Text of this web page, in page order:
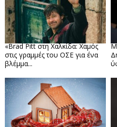
«Brad Pitt στη Χαλκίδα: Χαμός
στις γραμμές του ΟΣΕ για ένα
βλέμμα...